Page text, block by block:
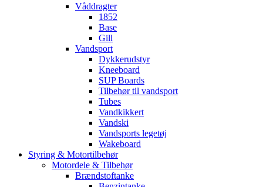
Våddragter
1852
Base
Gill
Vandsport
Dykkerudstyr
Kneeboard
SUP Boards
Tilbehør til vandsport
Tubes
Vandkikkert
Vandski
Vandsports legetøj
Wakeboard
Styring & Motortilbehør
Motordele & Tilbehør
Brændstoftanke